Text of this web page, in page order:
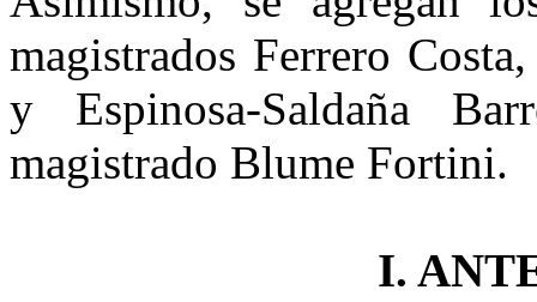
magistrados Ferrero
y Espinosa-Saldaña
magistrado Blume Fortini.
I.